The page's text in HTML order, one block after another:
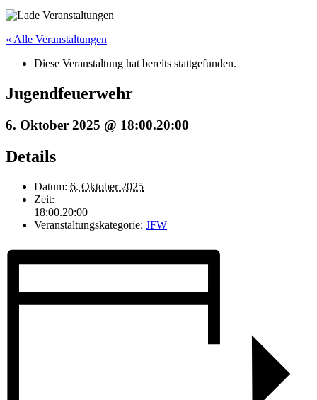
« Alle Veranstaltungen
Diese Veranstaltung hat bereits stattgefunden.
Jugendfeuerwehr
6. Oktober 2025 @ 18:00.20:00
Details
Datum: 6. Oktober 2025
Zeit:
18:00.20:00
Veranstaltungskategorie: JFW